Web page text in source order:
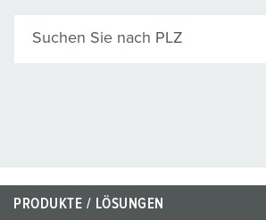
Suchen Sie nach PLZ
PRODUKTE / LÖSUNGEN